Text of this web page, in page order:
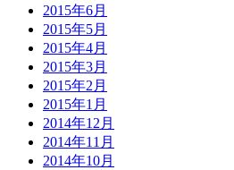
2015年6月
2015年5月
2015年4月
2015年3月
2015年2月
2015年1月
2014年12月
2014年11月
2014年10月